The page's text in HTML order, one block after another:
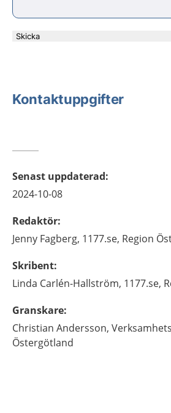
Skicka
Kontaktuppgifter
Senast uppdaterad:
2024-10-08
Redaktör:
Jenny Fagberg, 1177.se, Region
Skribent:
Linda Carlén-Hallström, 1177.se,
Granskare:
Christian Andersson,
Östergötland